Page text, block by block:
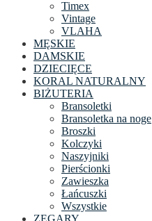
Timex
Vintage
VLAHA
MĘSKIE
DAMSKIE
DZIECIĘCE
KORAL NATURALNY
BIŻUTERIA
Bransoletki
Bransoletka na noge
Broszki
Kolczyki
Naszyjniki
Pierścionki
Zawieszka
Łańcuszki
Wszystkie
ZEGARY